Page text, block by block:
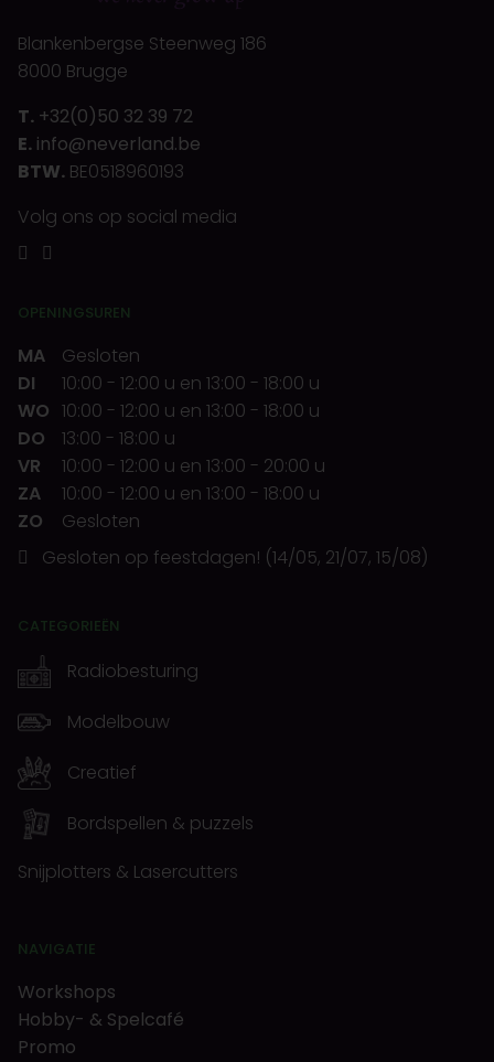
Blankenbergse Steenweg 186
8000 Brugge
T. +32(0)50 32 39 72
E. info@neverland.be
BTW. BE0518960193
Volg ons op social media
OPENINGSUREN
MA
Gesloten
DI
10:00 - 12:00 u en 13:00 - 18:00 u
WO 10:00 - 12:00 u en 13:00 - 18:00 u
DO
13:00 - 18:00 u
VR
10:00 - 12:00 u en 13:00 - 20:00 u
ZA
10:00 - 12:00 u en 13:00 - 18:00 u
ZO
Gesloten
Gesloten op feestdagen! (14/05, 21/07, 15/08)
CATEGORIEËN
Radiobesturing
Modelbouw
Creatief
Bordspellen & puzzels
Snijplotters & Lasercutters
NAVIGATIE
Workshops
Hobby- & Spelcafé
Promo